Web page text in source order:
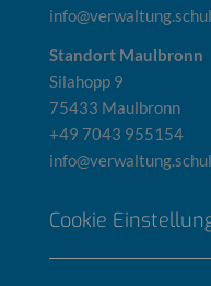
Standort Maulbronn
Silahopp 9
75433 Maulbronn
+49 7043 955154
Cookie